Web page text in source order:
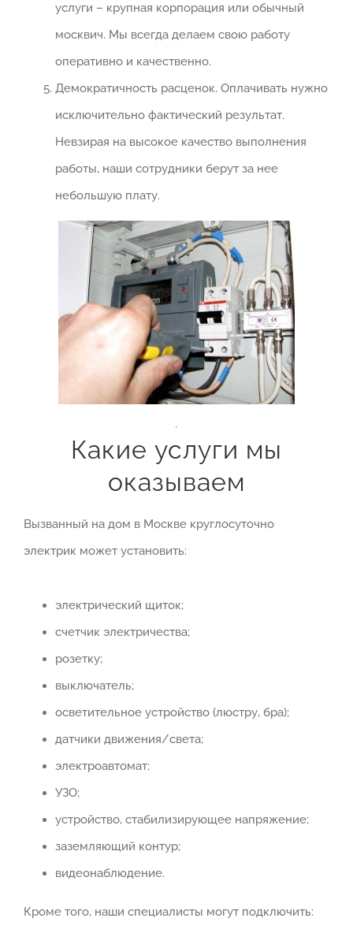
услуги – крупная корпорация или обычный
москвич. Мы всегда делаем свою работу
оперативно и качественно.
Демократичность расценок. Оплачивать нужно
исключительно фактический результат.
Невзирая на высокое качество выполнения
работы, наши сотрудники берут за нее
небольшую плату.
Какие услуги мы
оказываем
Вызванный на дом в Москве круглосуточно
электрик может установить:
электрический щиток;
счетчик электричества;
розетку;
выключатель;
осветительное устройство (люстру, бра);
датчики движения/света;
электроавтомат;
УЗО;
устройство, стабилизирующее напряжение;
заземляющий контур;
видеонаблюдение.
Кроме того, наши специалисты могут подключить: